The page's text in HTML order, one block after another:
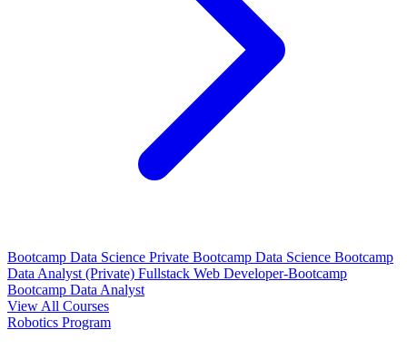
Bootcamp Data Science Private Bootcamp Data Science Bootcamp
Data Analyst (Private) Fullstack Web Developer-Bootcamp
Bootcamp Data Analyst
View All Courses
Robotics Program